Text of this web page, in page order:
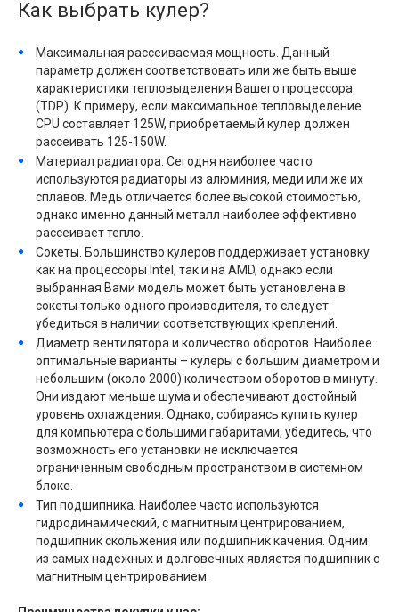
Как выбрать кулер?
Максимальная рассеиваемая мощность. Данный
параметр должен соответствовать или же быть выше
характеристики тепловыделения Вашего процессора
(TDP). К примеру, если максимальное тепловыделение
CPU составляет 125W, приобретаемый кулер должен
рассеивать 125-150W.
Материал радиатора. Сегодня наиболее часто
используются радиаторы из алюминия, меди или же их
сплавов. Медь отличается более высокой стоимостью,
однако именно данный металл наиболее эффективно
рассеивает тепло.
Сокеты. Большинство кулеров поддерживает установку
как на процессоры Intel, так и на AMD, однако если
выбранная Вами модель может быть установлена в
сокеты только одного производителя, то следует
убедиться в наличии соответствующих креплений.
Диаметр вентилятора и количество оборотов. Наиболее
оптимальные варианты – кулеры с большим диаметром и
небольшим (около 2000) количеством оборотов в минуту.
Они издают меньше шума и обеспечивают достойный
уровень охлаждения. Однако, собираясь купить кулер
для компьютера с большими габаритами, убедитесь, что
возможность его установки не исключается
ограниченным свободным пространством в системном
блоке.
Тип подшипника. Наиболее часто используются
гидродинамический, с магнитным центрированием,
подшипник скольжения или подшипник качения. Одним
из самых надежных и долговечных является подшипник с
магнитным центрированием.